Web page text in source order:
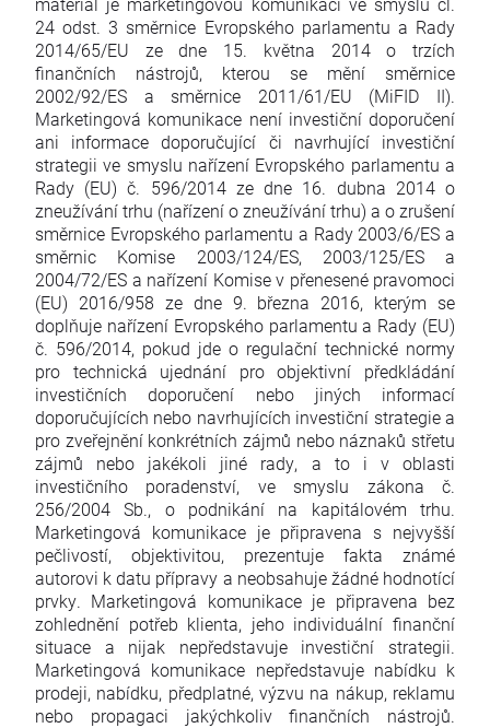
24 odst. 3 směrnice Evropského parlamentu a Rady
2014/65/EU ze dne 15. května 2014 o trzích
finančních nástrojů, kterou se mění směrnice
2002/92/ES a směrnice 2011/61/EU (MiFID II).
Marketingová komunikace není investiční doporučení
ani informace doporučující či navrhující investiční
strategii ve smyslu nařízení Evropského parlamentu a
Rady (EU) č. 596/2014 ze dne 16. dubna 2014 o
zneužívání trhu (nařízení o zneužívání trhu) a o zrušení
směrnice Evropského parlamentu a Rady 2003/6/ES a
směrnic Komise 2003/124/ES, 2003/125/ES a
2004/72/ES a nařízení Komise v přenesené pravomoci
(EU) 2016/958 ze dne 9. března 2016, kterým se
doplňuje nařízení Evropského parlamentu a Rady (EU)
č. 596/2014, pokud jde o regulační technické normy
pro technická ujednání pro objektivní předkládání
investičních doporučení nebo jiných informací
doporučujících nebo navrhujících investiční strategie a
pro zveřejnění konkrétních zájmů nebo náznaků střetu
zájmů nebo jakékoli jiné rady, a to i v oblasti
investičního poradenství, ve smyslu zákona č.
256/2004 Sb., o podnikání na kapitálovém trhu.
Marketingová komunikace je připravena s nejvyšší
pečlivostí, objektivitou, prezentuje fakta známé
autorovi k datu přípravy a neobsahuje žádné hodnotící
prvky. Marketingová komunikace je připravena bez
zohlednění potřeb klienta, jeho individuální finanční
situace a nijak nepředstavuje investiční strategii.
Marketingová komunikace nepředstavuje nabídku k
prodeji, nabídku, předplatné, výzvu na nákup, reklamu
nebo propagaci jakýchkoliv finančních nástrojů.